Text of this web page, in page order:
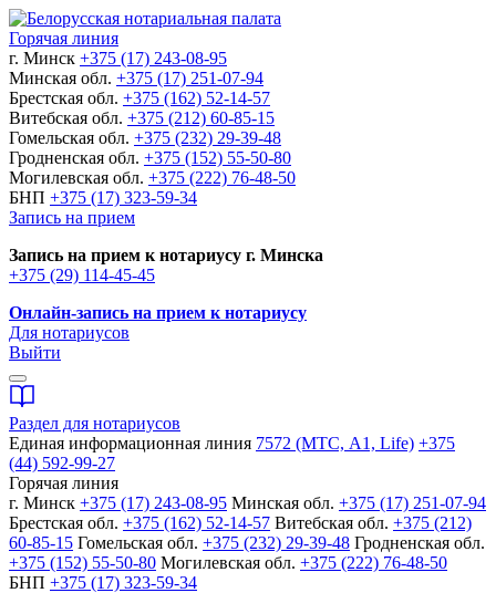
Горячая линия
г. Минск +375 (17) 243-08-95
Минская обл. +375 (17) 251-07-94
Брестская обл. +375 (162) 52-14-57
Витебская обл. +375 (212) 60-85-15
Гомельская обл. +375 (232) 29-39-48
Гродненская обл. +375 (152) 55-50-80
Могилевская обл. +375 (222) 76-48-50
БНП +375 (17) 323-59-34
Запись на прием
Запись на прием к нотариусу г. Минска
+375 (29) 114-45-45
Онлайн-запись на прием к нотариусу
Для нотариусов
Выйти
Раздел для нотариусов
Единая информационная линия 7572 (МТС, A1, Life) +375
(44) 592-99-27
Горячая линия
г. Минск +375 (17) 243-08-95 Минская обл. +375 (17) 251-07-94
Брестская обл. +375 (162) 52-14-57 Витебская обл. +375 (212)
60-85-15 Гомельская обл. +375 (232) 29-39-48 Гродненская обл.
+375 (152) 55-50-80 Могилевская обл. +375 (222) 76-48-50
БНП +375 (17) 323-59-34